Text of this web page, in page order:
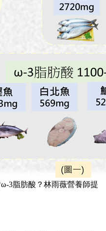
3脂肪酸？林雨薇營養師提